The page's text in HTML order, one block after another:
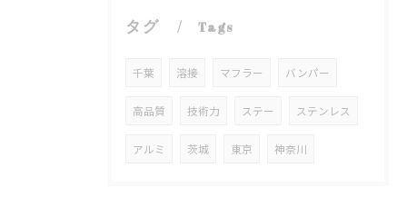
タグ Tags
千葉 溶接 マフラー バンパー
高品質 技術力 ステー ステンレス
アルミ 茨城 東京 神奈川